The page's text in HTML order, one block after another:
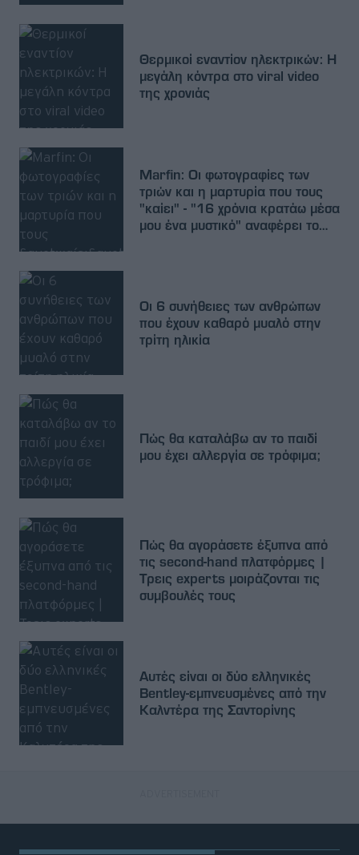
Θερμικοί εναντίον ηλεκτρικών: Η
μεγάλη κόντρα στο viral video
της χρονιάς
Marfin: Οι φωτογραφίες των
τριών και η μαρτυρία που τους
"καίει" - "16 χρόνια κρατάω μέσα
μου ένα μυστικό" αναφέρει το
Οι 6 συνήθειες των ανθρώπων
που έχουν καθαρό μυαλό στην
τρίτη ηλικία
Πώς θα καταλάβω αν το παιδί
μου έχει αλλεργία σε τρόφιμα;
Πώς θα αγοράσετε έξυπνα από
τις second-hand πλατφόρμες |
Τρεις experts μοιράζονται τις
συμβουλές τους
Αυτές είναι οι δύο ελληνικές
Bentley-εμπνευσμένες από την
Καλντέρα της Σαντορίνης